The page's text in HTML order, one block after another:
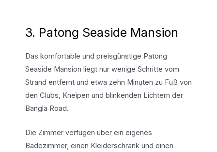
3. Patong Seaside Mansion
Das komfortable und preisgünstige Patong
Seaside Mansion liegt nur wenige Schritte vom
Strand entfernt und etwa zehn Minuten zu Fuß von
den Clubs, Kneipen und blinkenden Lichtern der
Bangla Road.
Die Zimmer verfügen über ein eigenes
Badezimmer, einen Kleiderschrank und einen